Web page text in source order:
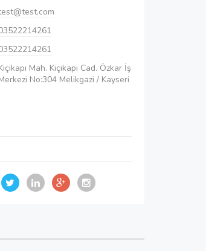
Mah. Kiçikapı Cad. Özkar İş
No:304 Melikgazi / Kayseri